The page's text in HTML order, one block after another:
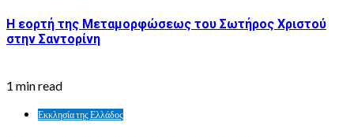
Η εορτή της Μεταμορφώσεως του Σωτήρος Χριστού
στην Σαντορίνη
1 min read
Εκκλησία της Ελλάδος